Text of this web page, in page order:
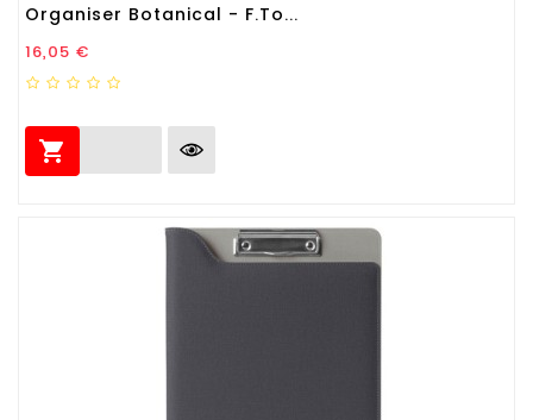
Organiser Botanical - F.to...
Prezzo
16,05 €
